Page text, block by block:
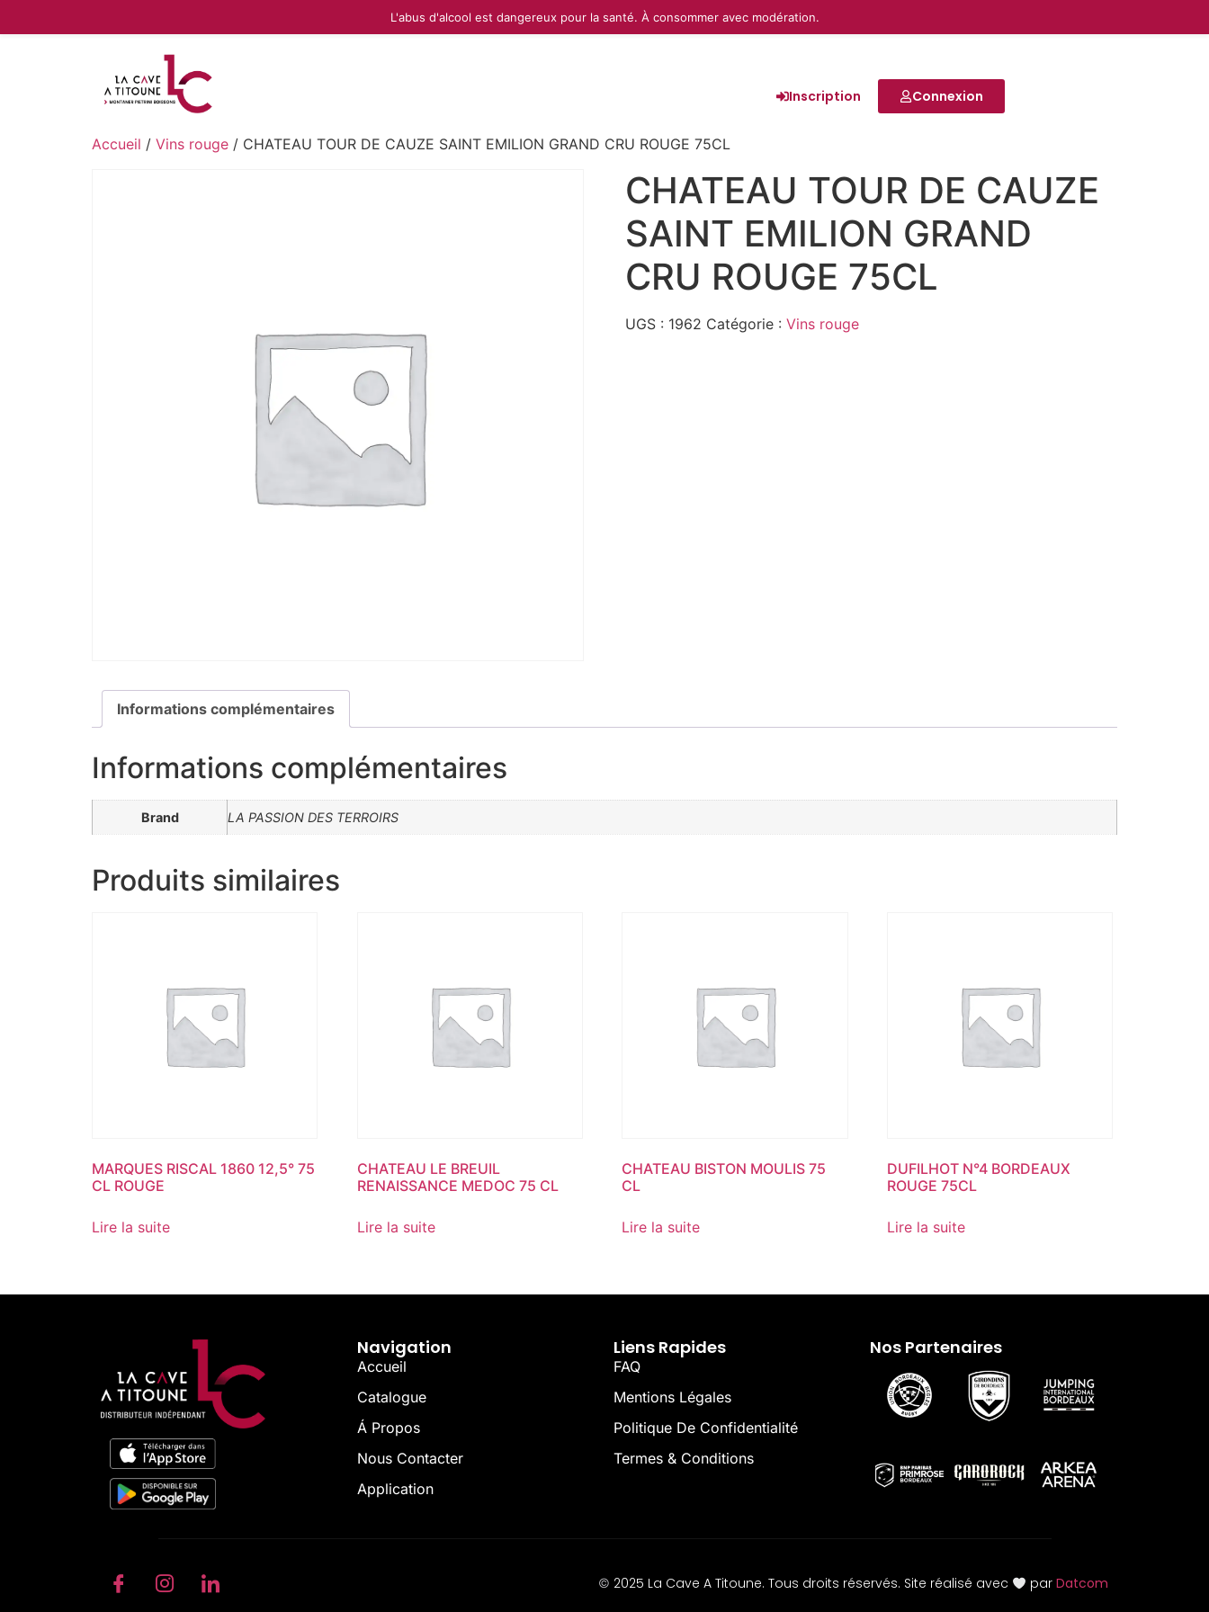
Inscription Connexion
Accueil / Vins rouge / CHATEAU TOUR DE CAUZE SAINT EMILION GRAND CRU ROUGE 75CL
CHATEAU TOUR DE CAUZE
SAINT EMILION GRAND
CRU ROUGE 75CL
UGS : 1962 Catégorie : Vins rouge
Informations complémentaires
Informations complémentaires
Brand LA PASSION DES TERROIRS
Produits similaires
MARQUES RISCAL 1860 12,5° 75
CL ROUGE
Lire la suite
CHATEAU LE BREUIL
RENAISSANCE MEDOC 75 CL
Lire la suite
CHATEAU BISTON MOULIS 75
CL
Lire la suite
DUFILHOT N°4 BORDEAUX
ROUGE 75CL
Lire la suite
Navigation
Accueil
Catalogue
Á Propos
Nous Contacter
Application
Liens Rapides
FAQ
Mentions Légales
Politique De Confidentialité
Termes & Conditions
Nos Partenaires
© 2025 La Cave A Titoune. Tous droits réservés. Site réalisé avec par Datcom
L'abus d'alcool est dangereux pour la santé. À consommer avec modération.